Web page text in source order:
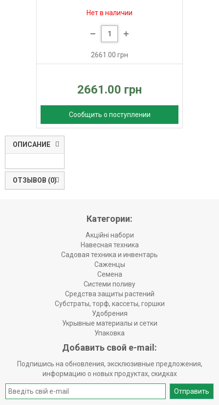
Нет в наличии
2661.00 грн
2661.00 грн
Сообщить о поступлении
ОПИСАНИЕ
ОТЗЫВОВ (0)
Категории:
Акційні набори
Навесная техника
Садовая техника и инвентарь
Саженцы
Семена
Системи поливу
Средства защиты растений
Субстраты, торф, кассеты, горшки
Удобрения
Укрывные материалы и сетки
Упаковка
Добавить свой e-mail:
Подпишись на обновления, эксклюзивные предложения,
информацию о новых продуктах, скидках
Отправить